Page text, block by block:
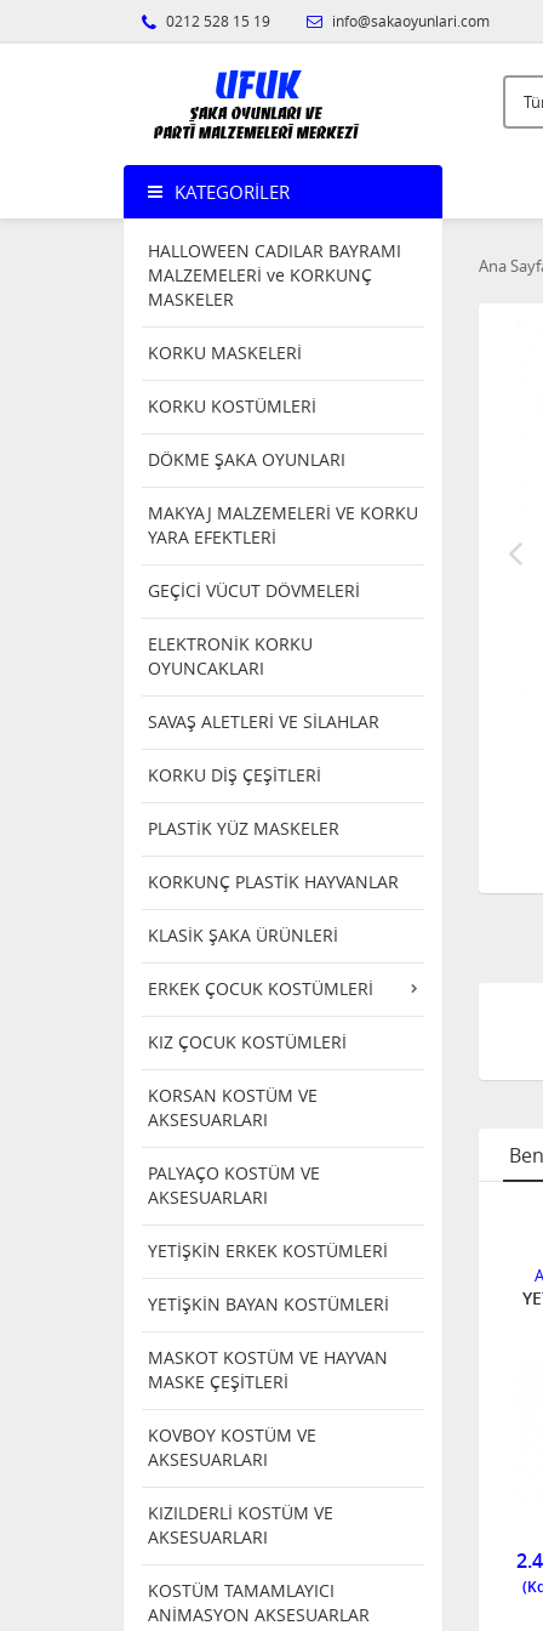
0212 528 15 19 info@sakaoyunlari.com
KATEGORILER
HALLOWEEN CADILAR BAYRAMI
MALZEMELERİ ve KORKUNÇ
MASKELER
KORKU MASKELERİ
KORKU KOSTÜMLERİ
DÖKME ŞAKA OYUNLARI
MAKYAJ MALZEMELERİ VE KORKU
YARA EFEKTLERİ
GEÇİCİ VÜCUT DÖVMELERİ
ELEKTRONİK KORKU
OYUNCAKLARI
SAVAŞ ALETLERİ VE SİLAHLAR
KORKU DİŞ ÇEŞİTLERİ
PLASTİK YÜZ MASKELER
KORKUNÇ PLASTİK HAYVANLAR
KLASİK ŞAKA ÜRÜNLERİ
ERKEK ÇOCUK KOSTÜMLERİ
KIZ ÇOCUK KOSTÜMLERİ
KORSAN KOSTÜM VE
AKSESUARLARI
PALYAÇO KOSTÜM VE
AKSESUARLARI
YETİŞKİN ERKEK KOSTÜMLERİ
YETİŞKİN BAYAN KOSTÜMLERİ
MASKOT KOSTÜM VE HAYVAN
MASKE ÇEŞİTLERİ
KOVBOY KOSTÜM VE
AKSESUARLARI
KIZILDERLİ KOSTÜM VE
AKSESUARLARI
KOSTÜM TAMAMLAYICI
ANİMASYON AKSESUARLAR
Ana
KIZILDERLİ
KOSTÜM VE
AKSESUARLARI
ERKEK ÇOCUK
KIZILDERİLİ
YAŞ)
876545677
TÜKENDİ
TÜKENDI
KIZILDERLİ
KOSTÜM VE
AKSESUARLARI
KIZIL DERİLİ
540,00